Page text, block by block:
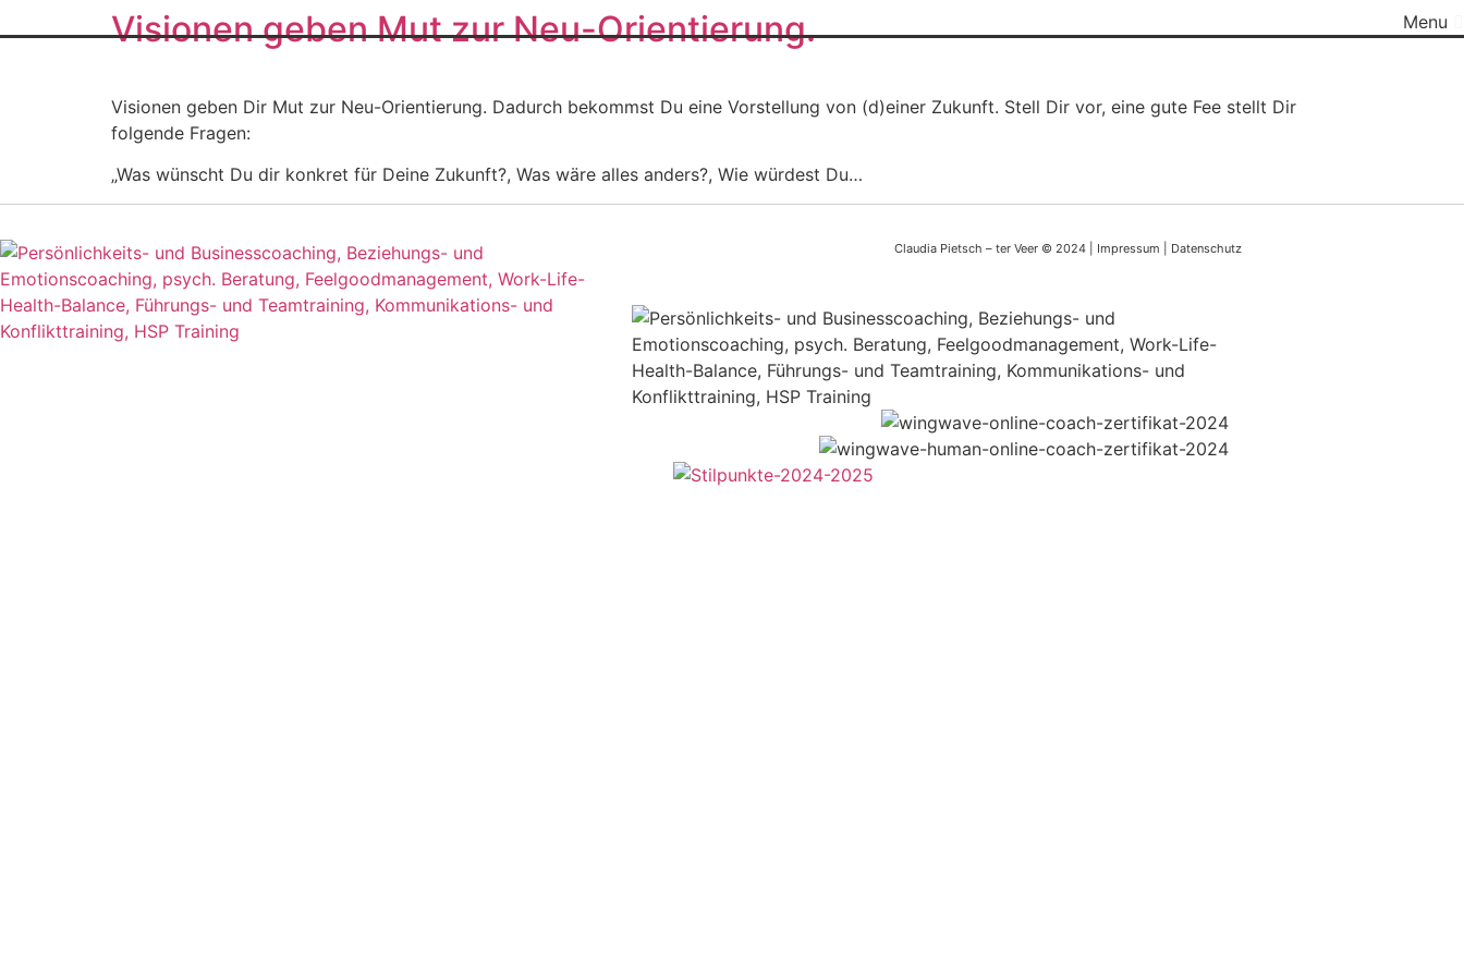
Menu
Visionen geben Mut zur Neu-Orientierung.
Visionen geben Dir Mut zur Neu-Orientierung. Dadurch bekommst Du eine Vorstellung von (d)einer Zukunft. Stell Dir vor, eine gute Fee stellt Dir
folgende Fragen:
„Was wünscht Du dir konkret für Deine Zukunft?, Was wäre alles anders?, Wie würdest Du…
Claudia Pietsch – ter Veer © 2024 | Impressum Datenschutz